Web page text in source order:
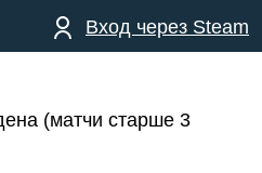
Вход через Steam
(матчи старше 3